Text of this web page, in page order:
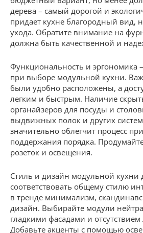
дерева – самый дорогой и
придает кухне благородный вид,
ухода. Обратите внимание на
должна быть качественной и
Функциональность и эргономика
при выборе модульной кухни.
были удобно расположены, а
легким и быстрым. Наличие
органайзеров для посуды и
выдвижных полок и других
значительно облегчит процесс
поддержания порядка.
розеток и освещения.
Стиль и дизайн модульной
соответствовать общему стилю
в тренде минимализм,
дизайн. Выбирайте модули
гладкими фасадами и
Добавьте акценты с помощью